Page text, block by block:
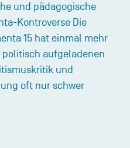
und pädagogische
Kontroverse Die
15 hat einmal mehr
aufgeladenen
und
oft nur schwer